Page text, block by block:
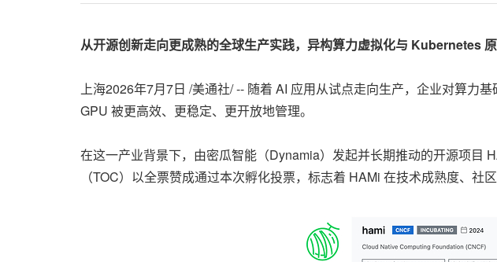
从开源创新走向更成熟的全球生产实践，异构算力虚拟化与 Kubernetes
上海2026年7月7日 /美通社/ -- 随着 AI 应用从试点走向生产，企业对算力
GPU 被更高效、更稳定、更开放地管理。
在这一产业背景下，由密瓜智能（Dynamia）发起并长期推动的开源项目
（TOC）以全票赞成通过本次孵化投票，标志着 HAMi 在技术成熟度、社